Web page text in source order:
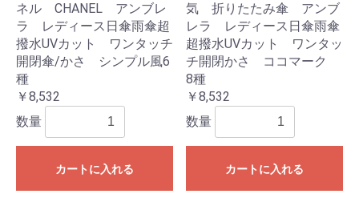
ネル CHANEL アンブレ
ラ レディース日傘雨傘超
撥水UVカット ワンタッチ
開閉傘/かさ シンプル風6
種
￥8,532
数量
カートに入れる
気 折りたたみ傘 アンブ
レラ レディース日傘雨傘
超撥水UVカット ワンタッ
チ開閉かさ ココマーク
8種
￥8,532
数量
カートに入れる